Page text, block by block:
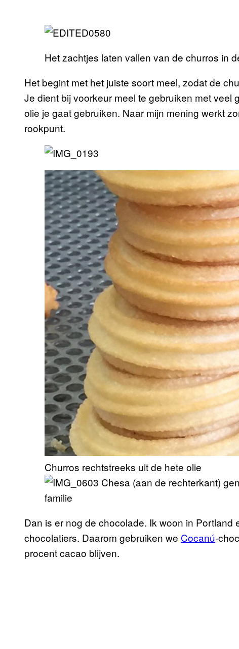
Het zachtjes laten vallen van de churros in
Het begint met het juiste soort meel, zodat de
Je dient bij voorkeur meel te gebruiken met veel
olie je gaat gebruiken. Naar mijn mening werkt
rookpunt.
Churros rechtstreeks uit de hete olie
Chesa (aan de rechterkant)
familie
Dan is er nog de chocolade. Ik woon in
chocolatiers. Daarom gebruiken we Cocanú-
procent cacao blijven.